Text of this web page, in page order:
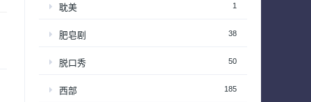
耽美 1
肥皂剧 38
脱口秀 50
西部 185